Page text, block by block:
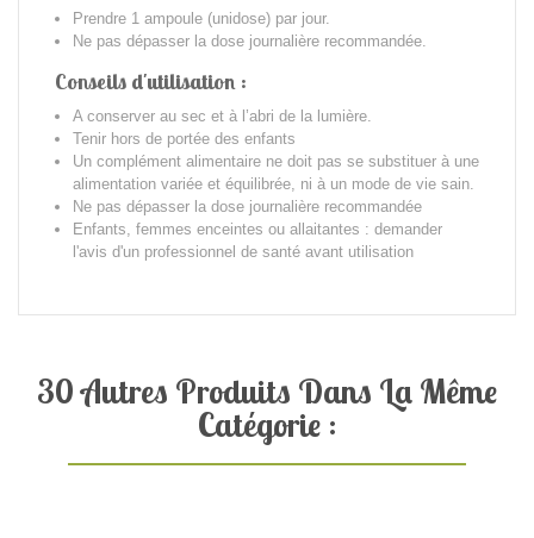
Prendre 1 ampoule (unidose) par jour.
Ne pas dépasser la dose journalière recommandée.
Conseils d'utilisation :
A conserver au sec et à l’abri de la lumière.
Tenir hors de portée des enfants
Un complément alimentaire ne doit pas se substituer à une
alimentation variée et équilibrée, ni à un mode de vie sain.
Ne pas dépasser la dose journalière recommandée
Enfants, femmes enceintes ou allaitantes : demander
l'avis d'un professionnel de santé avant utilisation
30 Autres Produits Dans La Même
Catégorie :